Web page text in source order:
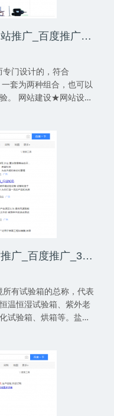
静电放电试验台网络推广_网站推广_百度推广_360推广-网络推广公司
门设计的，符合
套为两种组合，也可以
。 网站建设★网站设计
环境试验设备网络推广_网站推广_百度推广_360推广-网络推广公司
有试验箱的总称，代表
温恒湿试验箱、紫外老
试验箱、烘箱等。盐雾